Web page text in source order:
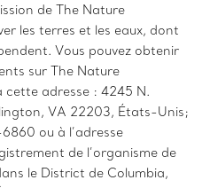
de The Nature
les terres et les eaux, dont
Vous pouvez obtenir
sur The Nature
cette adresse : 4245 N.
VA 22203, États-Unis;
ou à l’adresse
de l’organisme de
le District de Columbia,